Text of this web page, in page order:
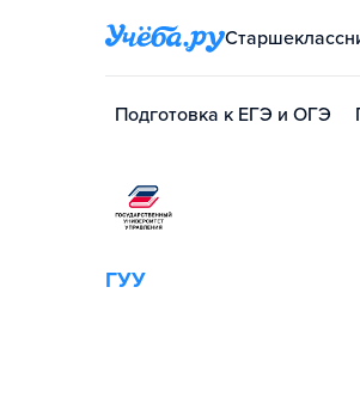
Подготовка к ЕГЭ и ОГЭ
ГУУ